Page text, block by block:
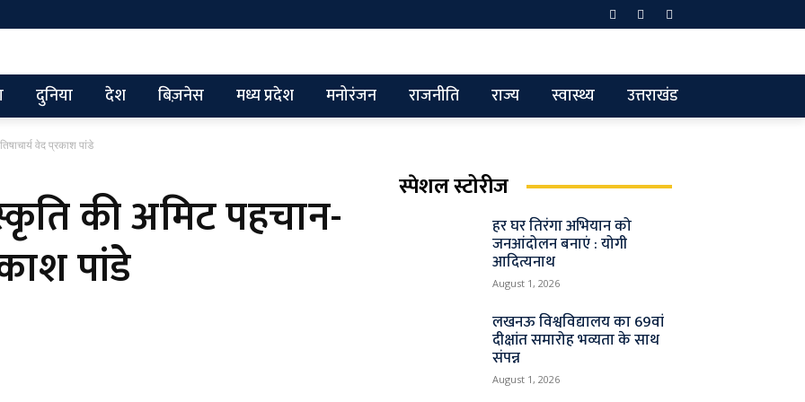
दुनिया देश बिज़नेस मध्य प्रदेश मनोरंजन राजनीति राज्य स्वास्थ्य उत्तराखंड
वेद प्रकाश पांडे
की अमिट पहचान-
पांडे
स्पेशल स्टोरीज
हर घर तिरंगा अभियान को
जनआंदोलन बनाएं : योगी
आदित्यनाथ
August 1, 2026
लखनऊ विश्वविद्यालय का 69वां
दीक्षांत समारोह भव्यता के साथ
संपन्न
August 1, 2026